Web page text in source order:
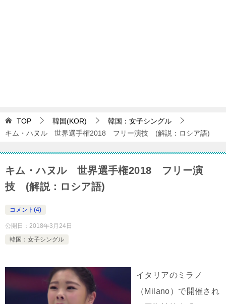
TOP 韓国(KOR)
韓国：女子シングル
キム・ハヌル 世界選手権2018 フリー演技 (解説：ロシア語)
キム・ハヌル 世界選手権2018 フリー演
技 (解説：ロシア語)
コメント(4)
公開日： 2018年3月24日
韓国：女子シングル
イタリアのミラノ
（Milano）で開催され